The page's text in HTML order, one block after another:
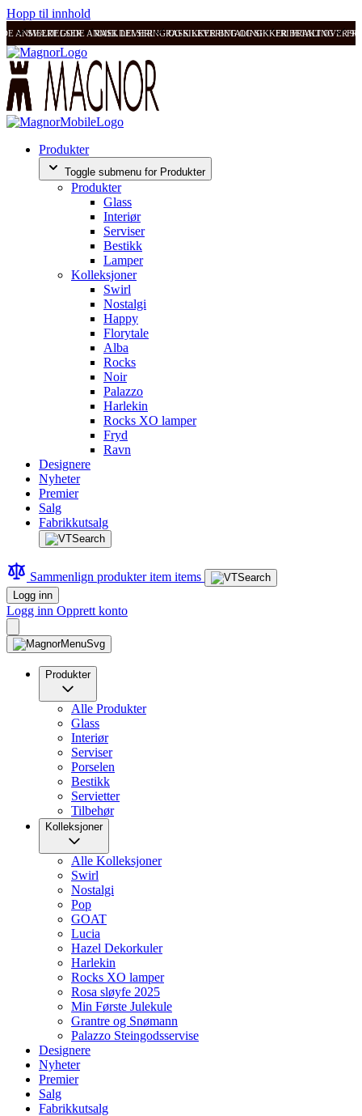
Hopp til innhold
ANMELDELSER RASK LEVERING OG SIKKER BETALING FRI FRAKT OVER
SVÆRT GODE ANMELDELSER RASK LEVERING OG SIKKER BETALING
Produkter
Toggle submenu for Produkter
Produkter
Glass
Interiør
Serviser
Bestikk
Lamper
Kolleksjoner
Swirl
Nostalgi
Happy
Florytale
Alba
Rocks
Noir
Palazzo
Harlekin
Rocks XO lamper
Fryd
Ravn
Designere
Nyheter
Premier
Salg
Fabrikkutsalg
Sammenlign produkteritem items
Logg inn
Logg inn Opprett konto
Produkter
Alle Produkter
Glass
Interiør
Serviser
Porselen
Bestikk
Servietter
Tilbehør
Kolleksjoner
Alle Kolleksjoner
Swirl
Nostalgi
Pop
GOAT
Lucia
Hazel Dekorkuler
Harlekin
Rocks XO lamper
Rosa sløyfe 2025
Min Første Julekule
Grantre og Snømann
Palazzo Steingodsservise
Designere
Nyheter
Premier
Salg
Fabrikkutsalg